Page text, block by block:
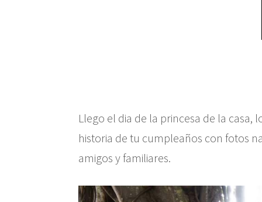
Llego el dia de la princesa de la casa,
historia de tu cumpleaños con fotos
amigos y familiares.